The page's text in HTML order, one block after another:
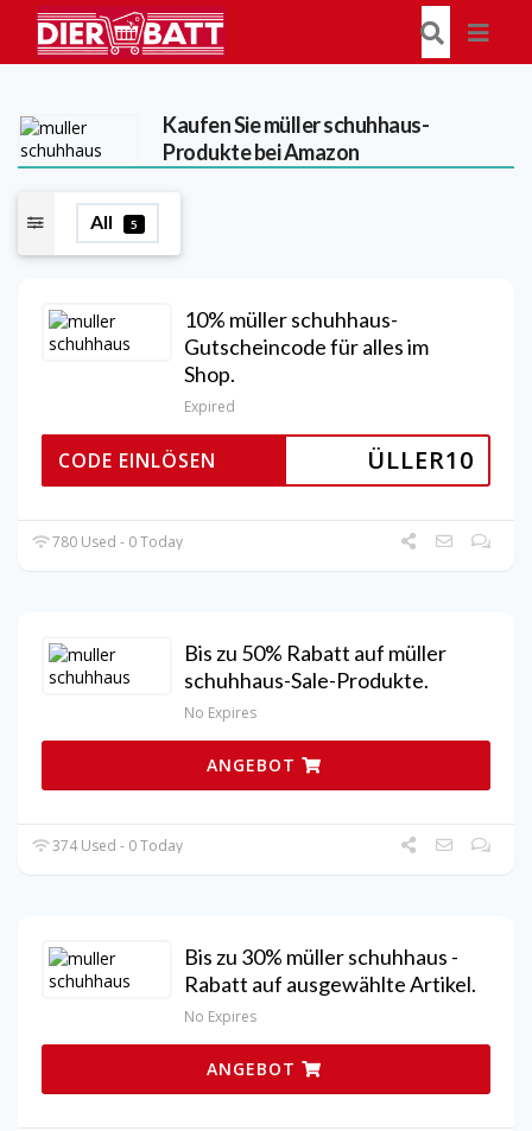
Kaufen Sie müller schuhhaus-
Produkte bei Amazon
All 5
10% müller schuhhaus-
Gutscheincode für alles im
Shop.
Expired
ÜLLER10
CODE EINLÖSEN
780 Used - 0 Today
Bis zu 50% Rabatt auf müller
schuhhaus-Sale-Produkte.
No Expires
ANGEBOT
374 Used - 0 Today
Bis zu 30% müller schuhhaus -
Rabatt auf ausgewählte Artikel.
No Expires
ANGEBOT